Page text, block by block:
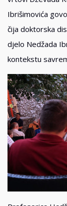
Ibrišimovića
čija doktorska
djelo Nedžada
kontekstu